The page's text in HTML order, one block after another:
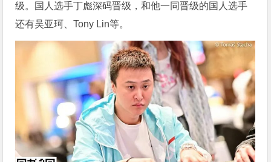
级。国人选手丁彪深码晋级，和他一同晋级的国人选手
还有吴亚珂、Tony Lin等。